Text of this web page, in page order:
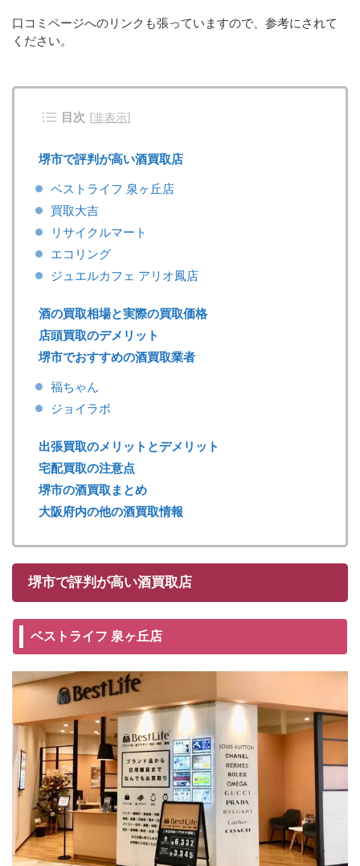
口コミページへのリンクも張っていますので、参考にされて
ください。
目次 [非表示]
堺市で評判が高い酒買取店
ベストライフ 泉ヶ丘店
買取大吉
リサイクルマート
エコリング
ジュエルカフェ アリオ鳳店
酒の買取相場と実際の買取価格
店頭買取のデメリット
堺市でおすすめの酒買取業者
福ちゃん
ジョイラボ
出張買取のメリットとデメリット
宅配買取の注意点
堺市の酒買取まとめ
大阪府内の他の酒買取情報
堺市で評判が高い酒買取店
ベストライフ 泉ヶ丘店